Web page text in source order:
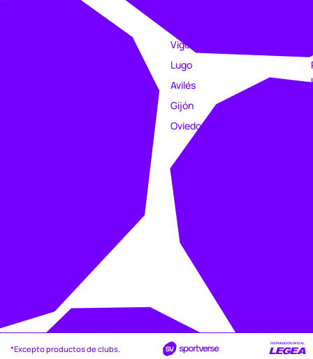
EMPRESA
Vigo
Lugo
Avilés
Gijón
Oviedo
*Excepto productos de clubs.